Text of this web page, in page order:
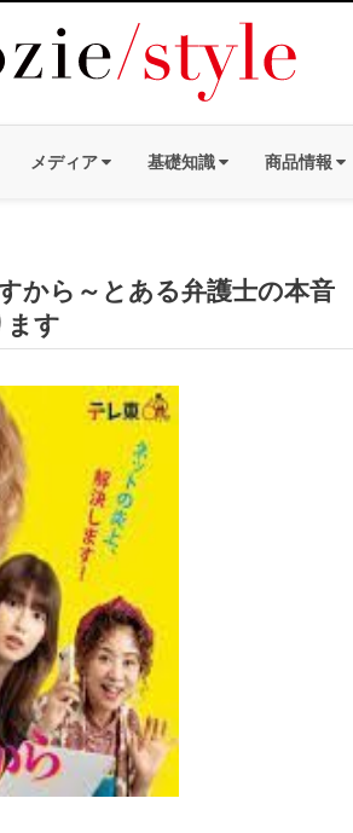
メディア 基礎知識 商品情報
から～とある弁護士の本音
ます
【メンズ・ドレスシャツ・ワイシャツ・
半袖】ナチュラルフィット・クールマッ
クス・ドライ・形態安定・オックスフォ
ード・イタリアンカラー・ボタンダウ
ン・スキッパー・第一ボタン無し
価格7,150円